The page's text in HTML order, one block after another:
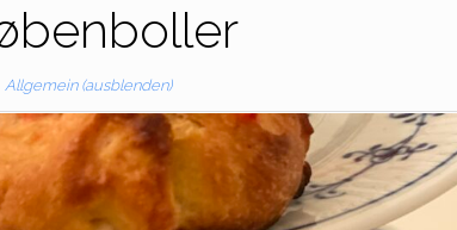
Allgemein (ausblenden)